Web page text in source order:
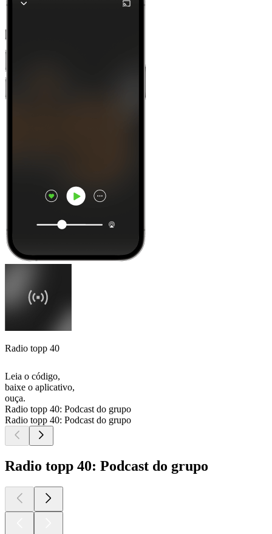
Radio topp 40
Leia o código,
baixe o aplicativo,
ouça.
Radio topp 40: Podcast do grupo
Radio topp 40: Podcast do grupo
Radio topp 40: Podcast do grupo